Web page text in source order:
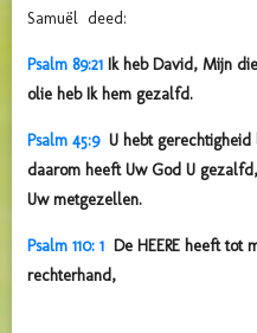
Samuël deed:
Psalm 89:21 Ik heb David, Mijn
olie heb Ik hem gezalfd.
Psalm 45:9U hebt gerechtigheid
daarom heeft Uw God U
Uw metgezellen.
Psalm 110: 1 De HEERE heeft tot
rechterhand,